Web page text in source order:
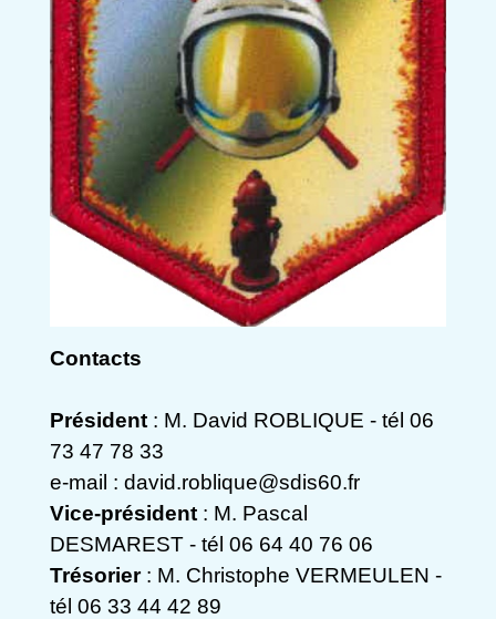
Contacts
Président : M. David ROBLIQUE - tél 06
73 47 78 33
e-mail : david.roblique@sdis60.fr
Vice-président : M. Pascal
DESMAREST - tél 06 64 40 76 06
Trésorier: M. Christophe VERMEULEN -
tél 06 33 44 42 89